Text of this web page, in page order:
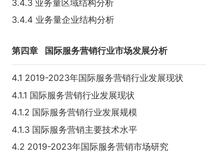
3.4.3 业务量区域结构分析
3.4.4 业务量企业结构分析
第四章 国际服务营销行业市场发展分析
4.1 2019-2023年国际服务营销行业发展现状
4.1.1 国际服务营销行业发展现状
4.1.2 国际服务营销行业发展规模
4.1.3 国际服务营销主要技术水平
4.2 2019-2023年国际服务营销市场研究